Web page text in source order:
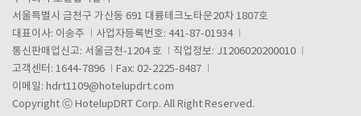
서울특별시 금천구 가산동 691 대륭테크노타운20차 1807호
대표이사: 이송주
사업자등록번호: 441-87-01934
통신판매업신고: 서울금천-1204 호
직업정보: J1206020200010
고객센터: 1644-7896
Fax: 02-2225-8487
이메일: hdrt1109@hotelupdrt.com
Copyright ⓒ HotelupDRT Corp. All Right Reserved.